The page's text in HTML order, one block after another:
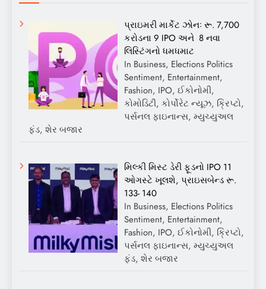
પ્રાઇમરી માર્કેટ ઝોનઃ રૂ. 7,700
કરોડના 9 IPO અને 8 નવા
લિસ્ટિંગનો ધમધમાટ
In Business, Elections Politics
Sentiment, Entertainment,
Fashion, IPO, ઈકોનોમી,
કોમોડિટી, કોર્પોરેટ ન્યૂઝ, ક્રિપ્ટો,
પર્સનલ ફાઇનાન્સ, મ્યુચ્યુઅલ
ફંડ, શેર બજાર
મિલ્કી મિસ્ટ ડેરી ફૂડનો IPO 11
ઓગસ્ટે ખૂલશે, પ્રાઇસબેન્ડ રૂ.
133- 140
In Business, Elections Politics
Sentiment, Entertainment,
Fashion, IPO, ઈકોનોમી, ક્રિપ્ટો,
પર્સનલ ફાઇનાન્સ, મ્યુચ્યુઅલ
ફંડ, શેર બજાર